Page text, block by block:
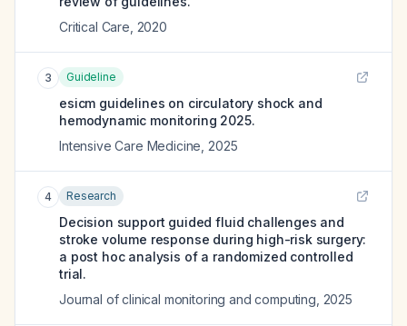
Critical Care 2020
3 Guideline
esicm guidelines on circulatory shock and
hemodynamic monitoring 2025.
Intensive Care Medicine 2025
4 Research
Decision support guided fluid challenges and
stroke volume response during high-risk surgery:
a post hoc analysis of a randomized controlled
trial.
Journal of clinical monitoring and computing 2025